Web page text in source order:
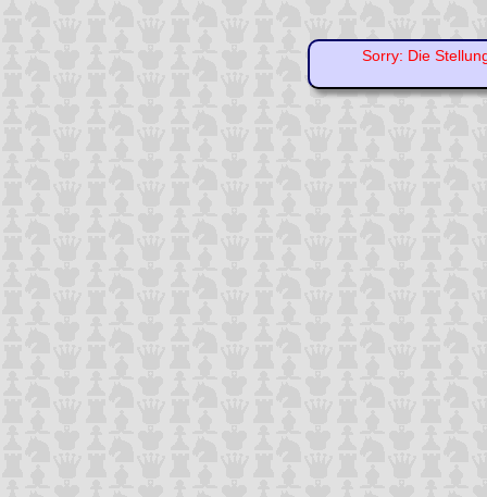
Sorry: Die